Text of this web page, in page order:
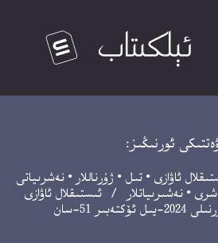
ئورنىڭىز:
ئاۋازى •تىل • ژۇرناللار •نەشرىياتى
•نەشىرىياتلار
/ ئىستىقلال ئاۋازى
51-سان